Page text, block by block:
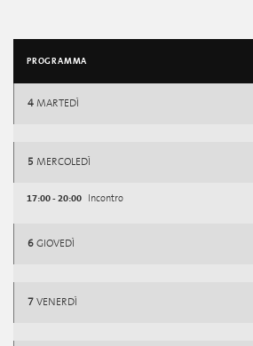
PROGRAMMA
4 MARTEDÌ
5 MERCOLEDÌ
17:00 - 20:00 Incontro
6 GIOVEDÌ
7 VENERDÌ